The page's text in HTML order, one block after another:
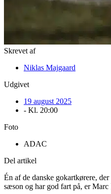
Skrevet af
Niklas Majgaard
Udgivet
19 august 2025
- Kl. 20:00
Foto
ADAC
Del artikel
Én af de danske gokartkørere,
sæson og har god fart på, er Marc